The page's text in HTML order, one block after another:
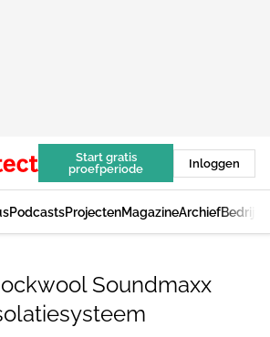
Start gratis
proefperiode
Inloggen
PodcastsProjectenMagazineArchief
Soundmaxx